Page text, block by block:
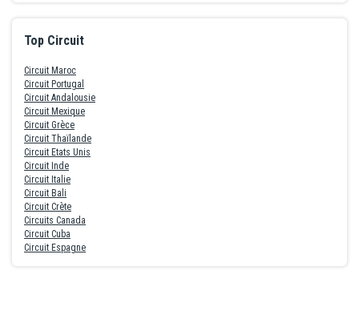
Top Circuit
Circuit Maroc
Circuit Portugal
Circuit Andalousie
Circuit Mexique
Circuit Grèce
Circuit Thaïlande
Circuit Etats Unis
Circuit Inde
Circuit Italie
Circuit Bali
Circuit Crète
Circuits Canada
Circuit Cuba
Circuit Espagne